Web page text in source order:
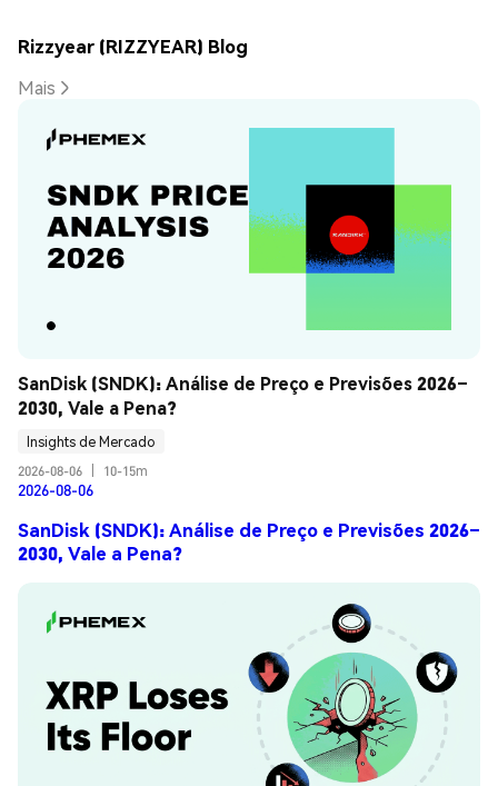
Rizzyear (RIZZYEAR) Blog
Mais
SanDisk (SNDK): Análise de Preço e Previsões 2026–
2030, Vale a Pena?
Insights de Mercado
2026-08-06
10-15m
2026-08-06
SanDisk (SNDK): Análise de Preço e Previsões 2026–
2030, Vale a Pena?